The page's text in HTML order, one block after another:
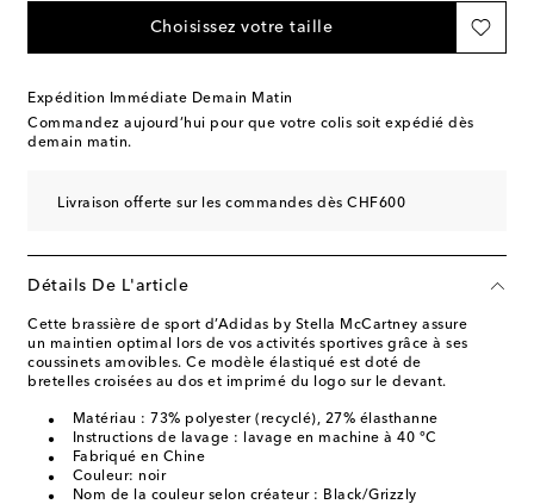
Choisissez votre taille
Expédition Immédiate Demain Matin
Commandez aujourd’hui pour que votre colis soit expédié dès
demain matin.
Livraison offerte sur les commandes dès CHF600
Détails De L'article
Cette brassière de sport d’Adidas by Stella McCartney assure
un maintien optimal lors de vos activités sportives grâce à ses
coussinets amovibles. Ce modèle élastiqué est doté de
bretelles croisées au dos et imprimé du logo sur le devant.
Matériau : 73% polyester (recyclé), 27% élasthanne
Instructions de lavage : lavage en machine à 40 °C
Fabriqué en Chine
Couleur: noir
Nom de la couleur selon créateur : Black/Grizzly